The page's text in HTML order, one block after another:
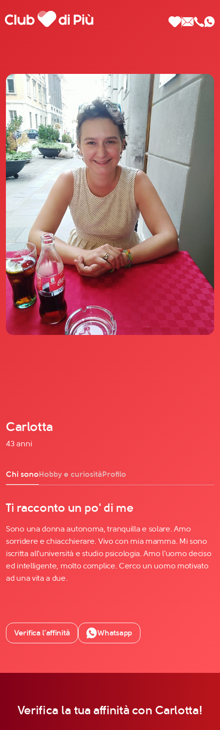
Scopri Club di Più
Le testimonianze Club di Più
La fondatrice Valeria Pilla
Annunci Donne
Agenzia matrimoniale Club di Più
Love Notebook
Il libro Donna di Cuori
Quanto costa Club di Più
Love Academy
Domande Frequenti
Impegno Sociale
Le nostre sedi
Facebook
YouTube
Carlotta
43 anni
Chi sonoHobby e curiositàProfilo
Ti racconto un po' di me
Sono una donna autonoma, tranquilla e solare. Amo
sorridere e chiacchierare. Vivo con mia mamma. Mi sono
iscritta all'università e studio psicologia. Amo l'uomo deciso
ed intelligente, molto complice. Cerco un uomo motivato
ad una vita a due.
Verifica l’affinità Whatsapp
Verifica la tua affinità con Carlotta!